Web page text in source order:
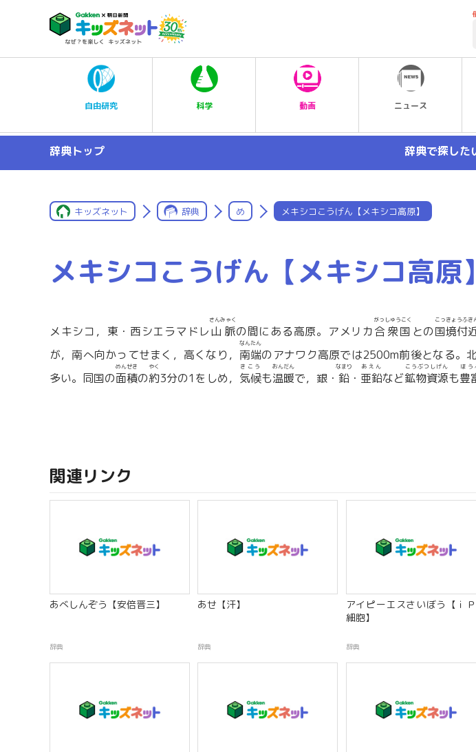
自由研究 科学 動画 ニュース
辞典トップ 辞典で探した
キッズネット 辞典 め メキシコこうげん【メキシコ高原】
メキシコこうげん【メキシコ高原】
メキシコ，東・西シエラマドレ山脈
さんみゃく
の間にある高原。アメリカ合衆国
がっしゅうこく
との国境付
こっきょうふき
が，南へ向かってせまく，高くなり， 南端
なんたん
のアナワク高原では2500m前後となる。
多い。同国の面積
めんせき
の約
やく
3分の1をしめ， 気候
きこう
も温暖
おんだん
で，銀・ 鉛
なまり
・ 亜鉛
あえん
など鉱物資源
こうぶつしげん
も豊
ほう
関連リンク
あべしんぞう【安倍晋三】
辞典
あせ【汗】
辞典
アイピーエスさいぼう【ｉ
細胞】
辞典